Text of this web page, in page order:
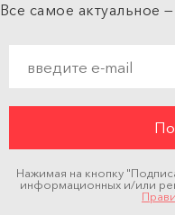
Все самое актуальное
Нажимая на кнопку
информационных и/или